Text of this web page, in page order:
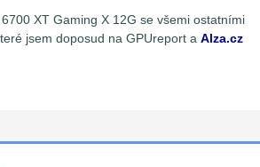
XT Gaming X 12G se všemi ostatními
jsem doposud na GPUreport a Alza.cz